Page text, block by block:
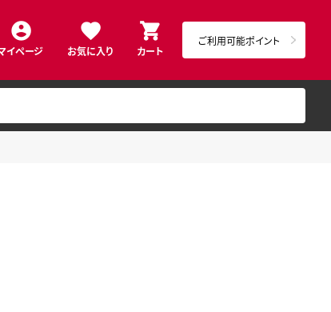
イページ お気に入り カート
ご利用可能ポイント